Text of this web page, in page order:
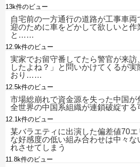
13k件のビュー
自宅前の一方通行の道路が工事車
迎のために車をどかして欲しいと作
と……
12.9k件のビュー
実家でお留守番してたら警官が来
したよね？」と問いかけてくるが
おり……
12.5k件のビュー
市場総崩れで資金源を失った中国が
全世界の中国系組織が連鎖破綻す
12.1k件のビュー
某バラエティに出演した偏差値70
な好感度の低い組み合わせは中々な
れさせてしまう
11.8k件のビュー